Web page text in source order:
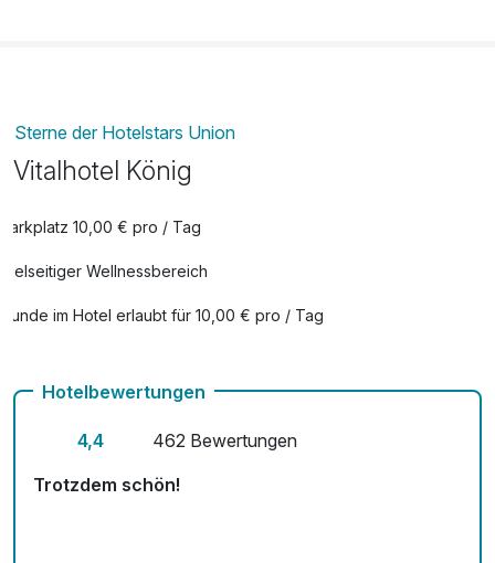
Sterne der Hotelstars Union
Vitalhotel König
Parkplatz 10,00 € pro / Tag
Vielseitiger Wellnessbereich
Hunde im Hotel erlaubt für 10,00 € pro / Tag
kostenfreie Leihfahrräder
Fitnessgeräte stehen bereit
Mit Hotelbar
Hotelbewertungen
4,4
462 Bewertungen
Trotzdem schön!